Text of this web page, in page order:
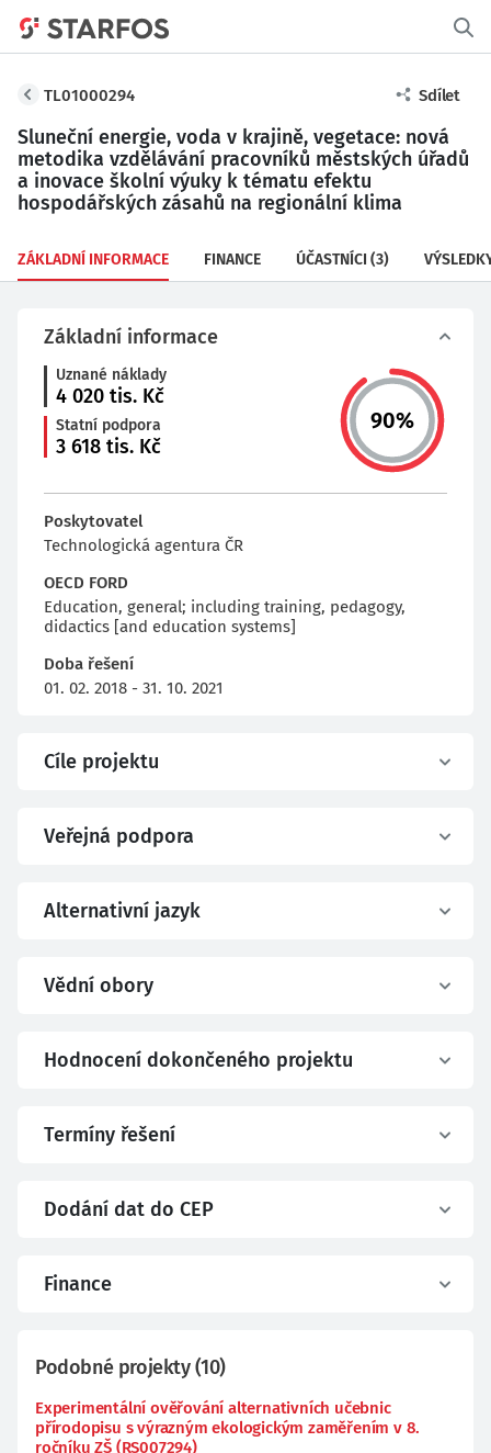
TL01000294 Sdílet
Sluneční energie, voda v krajině, vegetace: nová
metodika vzdělávání pracovníků městských úřadů
a inovace školní výuky k tématu efektu
hospodářských zásahů na regionální klima
ZÁKLADNÍ INFORMACE FINANCE ÚČASTNÍCI (3)
Základní informace
Uznané náklady
4 020 tis. Kč
Statní podpora
3 618 tis. Kč
90%
Poskytovatel
Technologická agentura ČR
OECD FORD
Education, general; including training, pedagogy,
didactics [and education systems]
Doba řešení
01. 02. 2018 - 31. 10. 2021
Cíle projektu
Veřejná podpora
Alternativní jazyk
Vědní obory
Hodnocení dokončeného projektu
Termíny řešení
Dodání dat do CEP
Finance
Podobné projekty(10)
Experimentální ověřování alternativních učebnic
přírodopisu s výrazným ekologickým zaměřením v 8.
ročníku ZŠ (RS007294)